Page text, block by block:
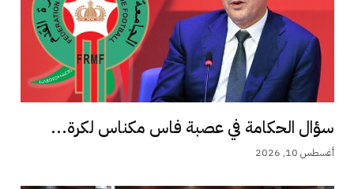
سؤال الحكامة في عصبة فاس مكناس لكرة...
أغسطس 10, 2026